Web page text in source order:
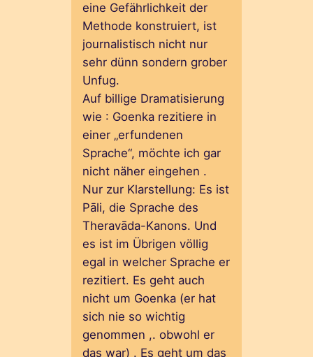
eine Gefährlichkeit der
Methode konstruiert, ist
journalistisch nicht nur
sehr dünn sondern grober
Unfug.
Auf billige Dramatisierung
wie : Goenka rezitiere in
einer „erfundenen
Sprache“, möchte ich gar
nicht näher eingehen .
Nur zur Klarstellung: Es ist
Pāli, die Sprache des
Theravāda-Kanons. Und
es ist im Übrigen völlig
egal in welcher Sprache er
rezitiert. Es geht auch
nicht um Goenka (er hat
sich nie so wichtig
genommen ,. obwohl er
das war) . Es geht um das